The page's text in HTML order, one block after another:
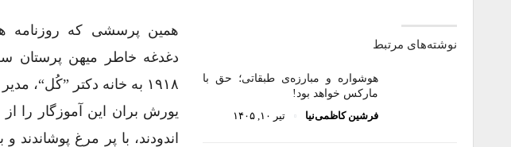
نوشته‌های مرتبط
هوشواره و مبارزه‌ی طبقاتی؛ حق با
مارکس خواهد بود!
فرشین کاظمی‌نیا
تیر ۱۰, ۱۴۰۵
همین پرسشی که روزنامه
۱۹۱۸ به خانه دکتر ”کُل“،
یورش بران این آموزگار را
اندودند، با پر مرغ